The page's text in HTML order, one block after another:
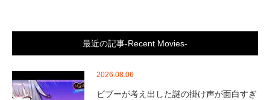
最近の記事-Recent Movies-
2026.08.06
ビブーが考え出した謎の掛け声が面白すぎ